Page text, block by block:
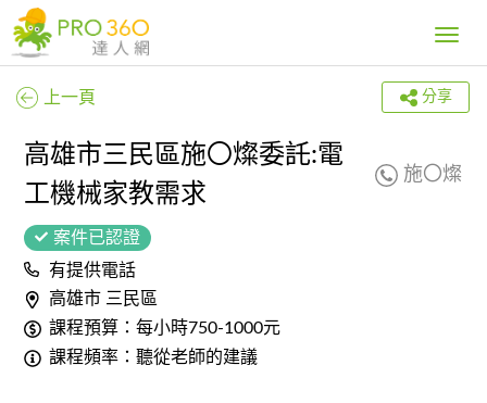
Toggle
上一頁 分享
高雄市三民區施〇燦委託:電
工機械家教需求
施〇燦
案件已認證
有提供電話
高雄市 三民區
課程預算：每小時750-1000元
課程頻率：聽從老師的建議